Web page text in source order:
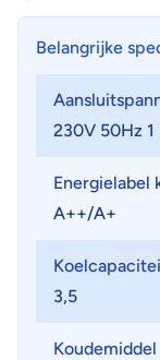
Belangrijke
230V 50Hz 1
Energielabel
A++/A+
3,5
Koudemiddel